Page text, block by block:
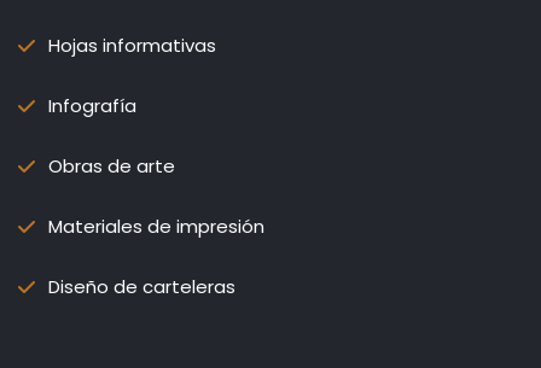
Hojas informativas
Infografía
Obras de arte
Materiales de impresión
Diseño de carteleras